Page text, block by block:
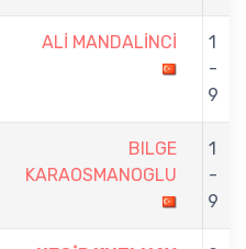
ALİ MANDALİNCİ
1
-
9
BILGE
KARAOSMANOGLU
1
-
9